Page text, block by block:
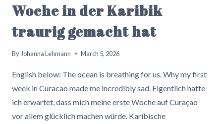
Woche in der Karibik
traurig gemacht hat
By Johanna Lehmann March 5, 2026
English below: The ocean is breathing for us. Why my first
week in Curacao made me incredibly sad. Eigentlich hatte
ich erwartet, dass mich meine erste Woche auf Curaçao
vor allem glücklich machen würde. Karibische